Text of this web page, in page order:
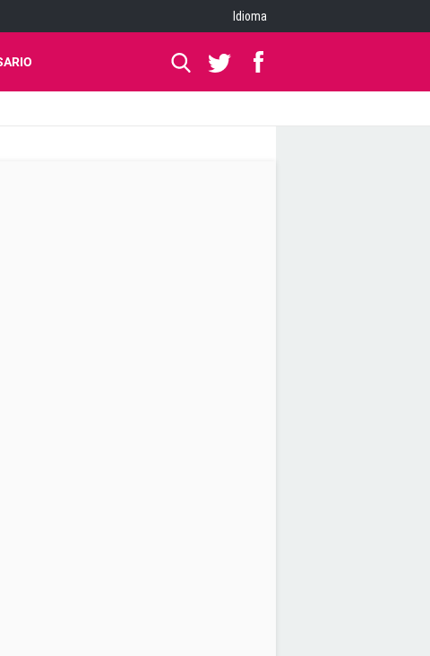
Idioma